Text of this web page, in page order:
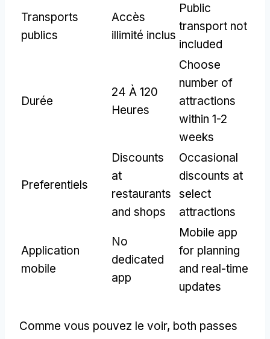
Transports
publics
Accès
illimité inclus
Public
transport not
included
Durée
24 À 120
Heures
Choose
number of
attractions
within 1-2
weeks
Preferentiels
Discounts
at
restaurants
and shops
Occasional
discounts at
select
attractions
Application
mobile
No
dedicated
app
Mobile app
for planning
and real-time
updates
Comme vous pouvez le voir, both passes